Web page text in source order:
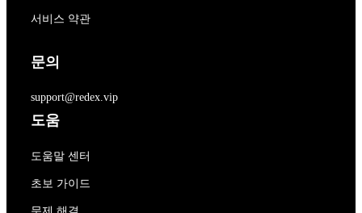
서비스 약관
문의
support@redex.vip
도움
도움말 센터
초보 가이드